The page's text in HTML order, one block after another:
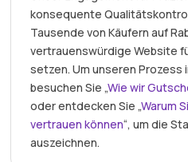
konsequente
Tausende von Käufern auf
vertrauenswürdige Website
setzen. Um unseren Prozess
besuchen Sie „Wie wir
oder entdecken Sie „Warum
vertrauen können“, um die
auszeichnen.